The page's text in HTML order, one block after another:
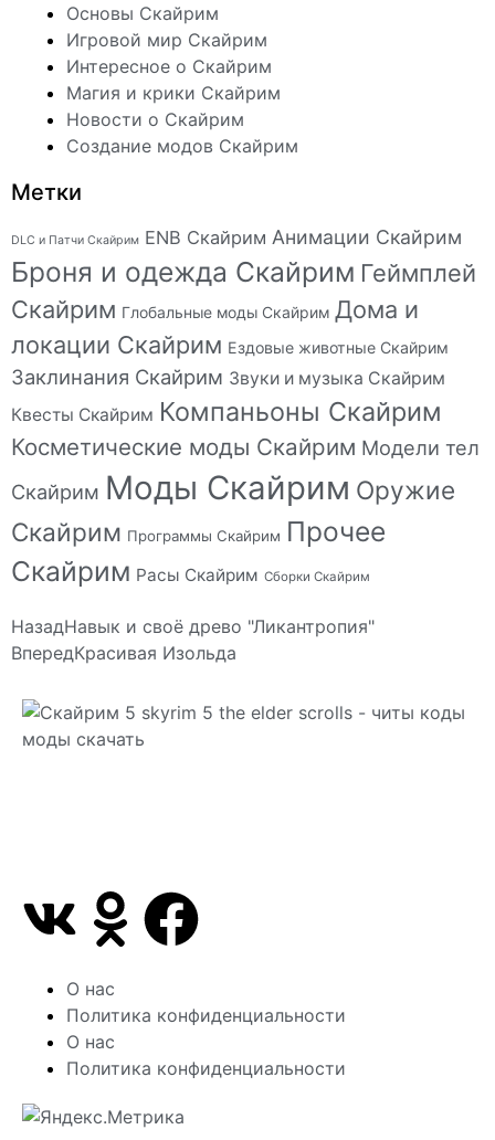
Основы Скайрим
Игровой мир Скайрим
Интересное о Скайрим
Магия и крики Скайрим
Новости о Скайрим
Создание модов Скайрим
Метки
DLC и Патчи Скайрим ENB Скайрим Анимации Скайрим
Броня и одежда Скайрим Геймплей
Скайрим Глобальные моды Скайрим Дома и
локации Скайрим Ездовые животные Скайрим
Заклинания Скайрим Звуки и музыка Скайрим
Квесты Скайрим Компаньоны Скайрим
Косметические моды Скайрим Модели тел
Скайрим Моды Скайрим Оружие
Скайрим Программы Скайрим Прочее
Скайрим Расы Скайрим Сборки Скайрим
НазадНавык и своё древо "Ликантропия"
ВпередКрасивая Изольда
О нас
Политика конфиденциальности
О нас
Политика конфиденциальности